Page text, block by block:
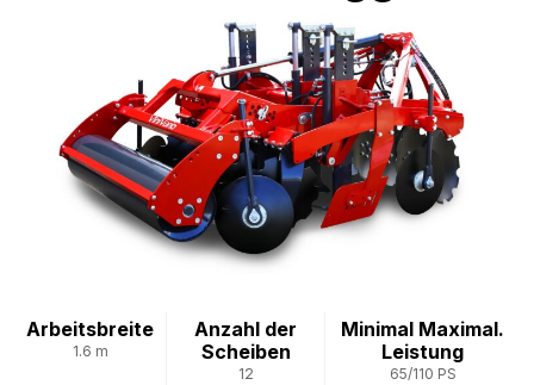
Arbeitsbreite
1.6 m
Anzahl der
Scheiben
12
Minimal Maximal.
Leistung
65/110 PS